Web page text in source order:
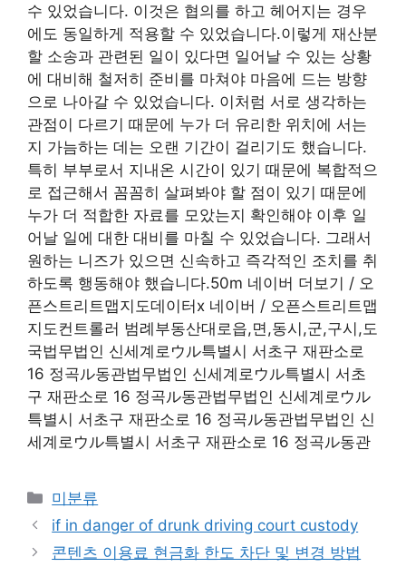
수 있었습니다. 이것은 협의를 하고 헤어지는 경우
에도 동일하게 적용할 수 있었습니다.이렇게 재산분
할 소송과 관련된 일이 있다면 일어날 수 있는 상황
에 대비해 철저히 준비를 마쳐야 마음에 드는 방향
으로 나아갈 수 있었습니다. 이처럼 서로 생각하는
관점이 다르기 때문에 누가 더 유리한 위치에 서는
지 가늠하는 데는 오랜 기간이 걸리기도 했습니다.
특히 부부로서 지내온 시간이 있기 때문에 복합적으
로 접근해서 꼼꼼히 살펴봐야 할 점이 있기 때문에
누가 더 적합한 자료를 모았는지 확인해야 이후 일
어날 일에 대한 대비를 마칠 수 있었습니다. 그래서
원하는 니즈가 있으면 신속하고 즉각적인 조치를 취
하도록 행동해야 했습니다.50m 네이버 더보기 / 오
픈스트리트맵지도데이터x 네이버 / 오픈스트리트맵
지도컨트롤러 범례부동산대로읍,면,동시,군,구시,도
국법무법인 신세계로ウル특별시 서초구 재판소로
16 정곡ル동관법무법인 신세계로ウル특별시 서초
구 재판소로 16 정곡ル동관법무법인 신세계로ウル
특별시 서초구 재판소로 16 정곡ル동관법무법인 신
세계로ウル특별시 서초구 재판소로 16 정곡ル동관
Categories
미분류
if in danger of drunk driving court custody
콘텐츠 이용료 현금화 한도 차단 및 변경 방법